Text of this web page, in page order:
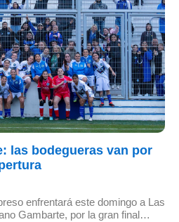
las bodegueras van por
enfrentará este domingo a Las
Gambarte, por la gran final…